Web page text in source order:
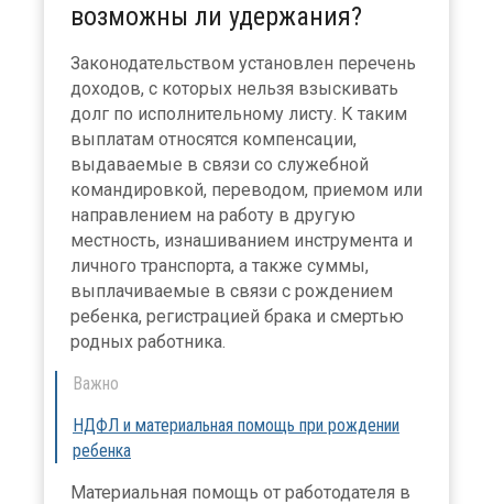
возможны ли удержания?
Законодательством установлен перечень
доходов, с которых нельзя взыскивать
долг по исполнительному листу. К таким
выплатам относятся компенсации,
выдаваемые в связи со служебной
командировкой, переводом, приемом или
направлением на работу в другую
местность, изнашиванием инструмента и
личного транспорта, а также суммы,
выплачиваемые в связи с рождением
ребенка, регистрацией брака и смертью
родных работника.
Важно
НДФЛ и материальная помощь при рождении
ребенка
Материальная помощь от работодателя в